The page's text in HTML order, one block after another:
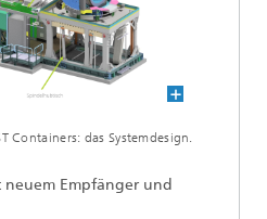
Containers: das Systemdesign.
Empfänger und